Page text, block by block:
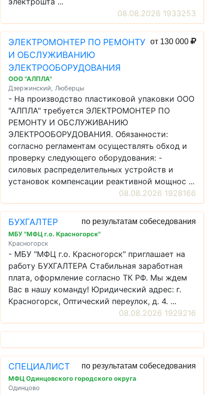
08.08.2026 1933253
ЭЛЕКТРОМОНТЕР ПО РЕМОНТУ
И ОБСЛУЖИВАНИЮ
ЭЛЕКТРООБОРУДОВАНИЯ
от 130 000
ООО "АЛПЛА"
Дзержинский, Люберцы
- На производство пластиковой упаковки ООО
"АЛПЛА" требуется ЭЛЕКТРОМОНТЕР ПО
РЕМОНТУ И ОБСЛУЖИВАНИЮ
ЭЛЕКТРООБОРУДОВАНИЯ. Обязанности:
согласно регламентам осуществлять обход и
проверку следующего оборудования: -
силовых распределительных устройств и
установок компенсации реактивной мощнос ...
08.08.2026 1928166
БУХГАЛТЕР по результатам собеседования
МБУ "МФЦ г.о. Красногорск"
Красногорск
- МБУ "МФЦ г.о. Красногорск" приглашает на
работу БУХГАЛТЕРА Стабильная заработная
плата, оформление согласно ТК РФ. Мы ждем
Вас в нашу команду! Юридический адрес: г.
Красногорск, Оптический переулок, д. 4. ...
08.08.2026 1929216
СПЕЦИАЛИСТ по результатам собеседования
МФЦ Одинцовского городского округа
Одинцово